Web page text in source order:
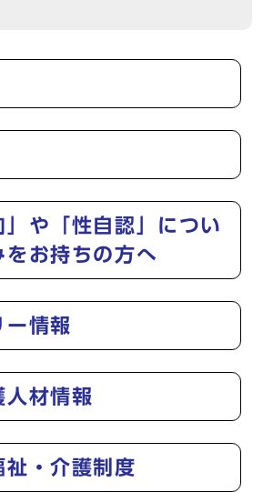
」や「性自認」につい
をお持ちの方へ
ー情報
人材情報
祉・介護制度